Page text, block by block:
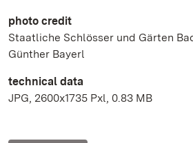
photo credit
Staatliche Schlösser und Gärten
Günther Bayerl
technical data
JPG, 2600x1735 Pxl, 0.83 MB